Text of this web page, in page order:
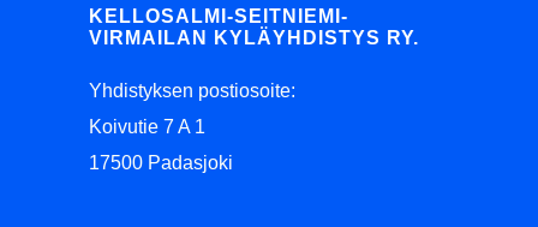
KELLOSALMI-SEITNIEMI-
VIRMAILAN KYLÄYHDISTYS RY.
Yhdistyksen postiosoite:
Koivutie 7 A 1
17500 Padasjoki